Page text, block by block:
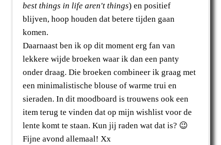
best things in life aren't things) en positief
blijven, hoop houden dat betere tijden gaan
komen.
Daarnaast ben ik op dit moment erg fan van
lekkere wijde broeken waar ik dan een panty
onder draag. Die broeken combineer ik graag met
een minimalistische blouse of warme trui en
sieraden. In dit moodboard is trouwens ook een
item terug te vinden dat op mijn wishlist voor de
lente komt te staan. Kun jij raden wat dat is? 😉
Fijne avond allemaal! Xx